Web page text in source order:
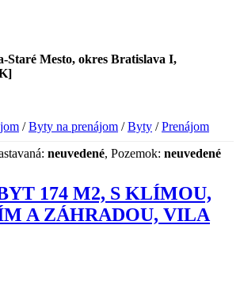
Staré Mesto, okres Bratislava I,
/Byty na prenájom /Byty /Prenájom
neuvedené, Pozemok: neuvedené
174 M2, S KLÍMOU,
A ZÁHRADOU, VILA